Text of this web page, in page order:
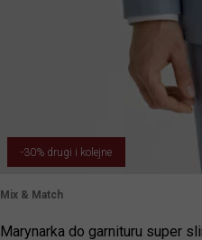
-30% drugi i kolejne
Mix & Match
Marynarka do garnituru super